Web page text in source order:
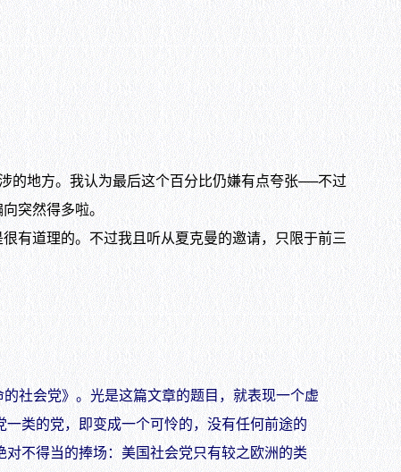
地方。我认为最后这个百分比仍嫌有点夸张──不过
突然得多啦。
有道理的。不过我且听从夏克曼的邀请，只限于前三
会党》。光是这篇文章的题目，就表现一个虚
类的党，即变成一个可怜的，没有任何前途的
不得当的捧场：美国社会党只有较之欧洲的类